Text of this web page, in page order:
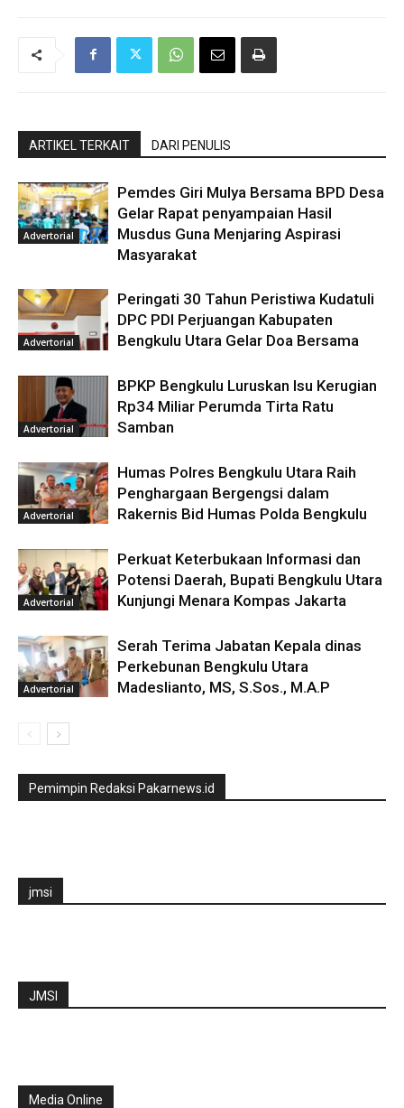
ARTIKEL TERKAIT DARI PENULIS
Advertorial
Pemdes Giri Mulya Bersama BPD Desa
Gelar Rapat penyampaian Hasil
Musdus Guna Menjaring Aspirasi
Masyarakat
Advertorial
Peringati 30 Tahun Peristiwa Kudatuli
DPC PDI Perjuangan Kabupaten
Bengkulu Utara Gelar Doa Bersama
Advertorial
BPKP Bengkulu Luruskan Isu Kerugian
Rp34 Miliar Perumda Tirta Ratu
Samban
Advertorial
Humas Polres Bengkulu Utara Raih
Penghargaan Bergengsi dalam
Rakernis Bid Humas Polda Bengkulu
Advertorial
Perkuat Keterbukaan Informasi dan
Potensi Daerah, Bupati Bengkulu Utara
Kunjungi Menara Kompas Jakarta
Advertorial
Serah Terima Jabatan Kepala dinas
Perkebunan Bengkulu Utara
Madeslianto, MS, S.Sos., M.A.P
Pemimpin Redaksi Pakarnews.id
jmsi
JMSI
Media Online